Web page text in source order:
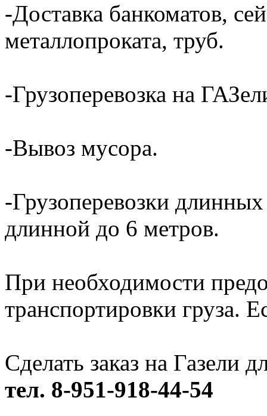
-Доставка банкоматов,
металлопроката, труб.
-Грузоперевозка на
-Вывоз мусора.
-Грузоперевозки
длинной до 6 метров.
При необходимости
транспортировки груза.
Сделать заказ на Газели
тел. 8-951-918-44-54